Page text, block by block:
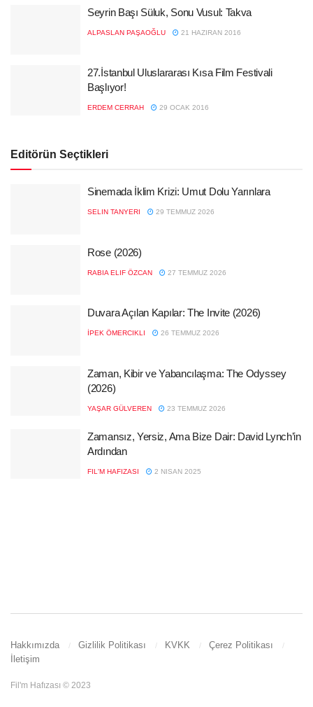
Seyrin Başı Süluk, Sonu Vusul: Takva
ALPASLAN PAŞAOĞLU 21 HAZIRAN 2016
27.İstanbul Uluslararası Kısa Film Festivali
Başlıyor!
ERDEM CERRAH 29 OCAK 2016
Editörün Seçtikleri
Sinemada İklim Krizi: Umut Dolu Yarınlara
SELIN TANYERI 29 TEMMUZ 2026
Rose (2026)
RABIA ELIF ÖZCAN 27 TEMMUZ 2026
Duvara Açılan Kapılar: The Invite (2026)
İPEK ÖMERCIKLI 26 TEMMUZ 2026
Zaman, Kibir ve Yabancılaşma: The Odyssey
(2026)
YAŞAR GÜLVEREN 23 TEMMUZ 2026
Zamansız, Yersiz, Ama Bize Dair: David Lynch’in
Ardından
FIL'M HAFIZASI 2 NISAN 2025
Hakkımızda Gizlilik Politikası KVKK
Çerez Politikası
İletişim
Fil'm Hafızası © 2023